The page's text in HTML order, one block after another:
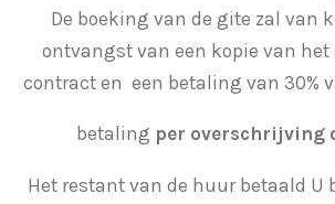
De boeking van de gite zal van
ontvangst van een kopie van het
contract en een betaling van 30%
betaling per overschrijving
Het restant van de huur betaald U